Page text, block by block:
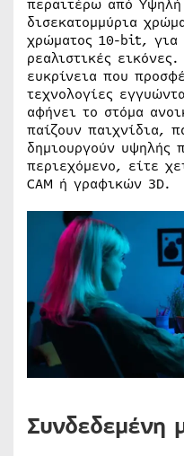
περαιτέρω από
δισεκατομμύρια
χρώματος 10-bit, για
ρεαλιστικές
ευκρίνεια που
τεχνολογίες
αφήνει το στόμα
παίζουν παιχνίδια,
δημιουργούν υψηλής
περιεχόμενο, είτε
CAM ή γραφικών 3D.
Συνδεδεμένη